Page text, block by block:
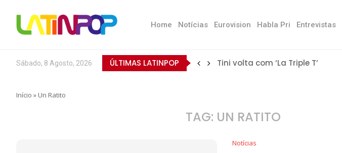
Home Notícias Eurovision Habla Pri Entrevistas
Sábado, 8 Agosto, 2026 ÚLTIMAS LATINPOP Tini volta com ‘La Triple T’
Início » Un Ratito
TAG: UN RATITO
Notícias